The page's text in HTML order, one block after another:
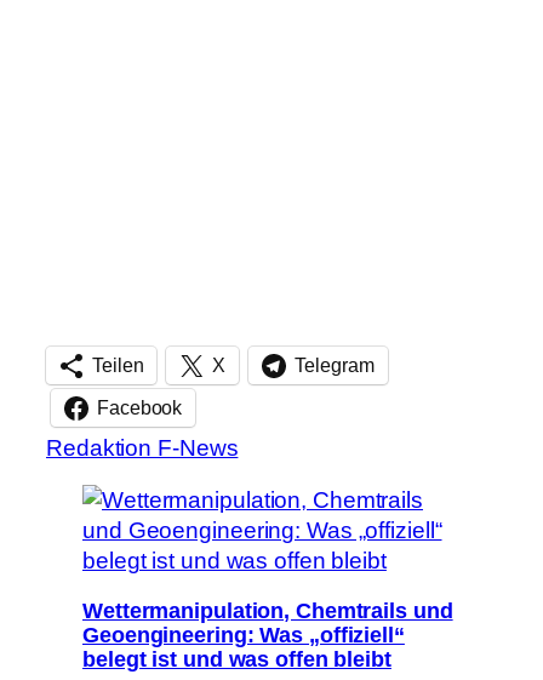
Teilen X Telegram
Facebook
Redaktion F-News
Wettermanipulation, Chemtrails und
Geoengineering: Was „offiziell“
belegt ist und was offen bleibt